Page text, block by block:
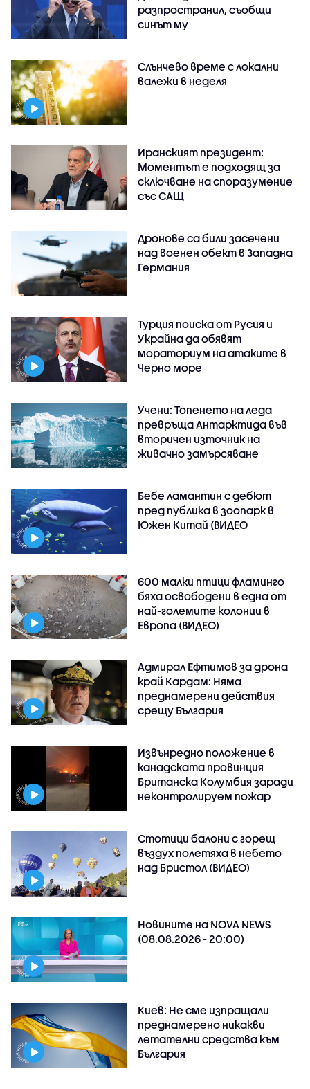
разпространил, съобщи
синът му
Слънчево време с локални
валежи в неделя
Иранският президент:
Моментът е подходящ за
сключване на споразумение
със САЩ
Дронове са били засечени
над военен обект в Западна
Германия
Турция поиска от Русия и
Украйна да обявят
мораториум на атаките в
Черно море
Учени: Топенето на леда
превръща Антарктида във
вторичен източник на
живачно замърсяване
Бебе ламантин с дебют
пред публика в зоопарк в
Южен Китай (ВИДЕО
600 малки птици фламинго
бяха освободени в една от
най-големите колонии в
Европа (ВИДЕО)
Адмирал Ефтимов за дрона
край Кардам: Няма
преднамерени действия
срещу България
Извънредно положение в
канадската провинция
Британска Колумбия заради
неконтролируем пожар
Стотици балони с горещ
въздух полетяха в небето
над Бристол (ВИДЕО)
Новините на NOVA NEWS
(08.08.2026 - 20:00)
Киев: Не сме изпращали
преднамерено никакви
летателни средства към
България